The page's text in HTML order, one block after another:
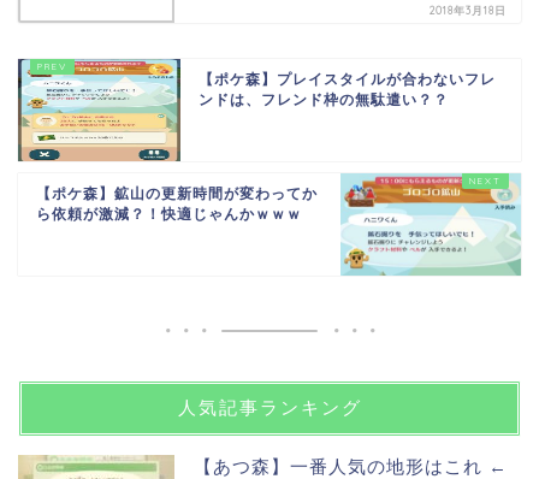
2018年3月18日
【ポケ森】プレイスタイルが合わないフレ
ンドは、フレンド枠の無駄遣い？？
【ポケ森】鉱山の更新時間が変わってか
ら依頼が激減？！快適じゃんかｗｗｗ
人気記事ランキング
【あつ森】一番人気の地形はこれ ←